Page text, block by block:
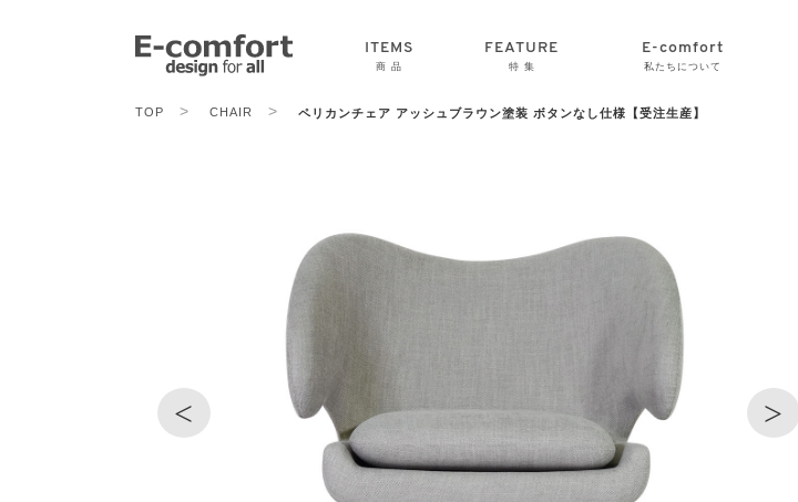
ITEMS
商 品
FEATURE
特 集
E-comfort
私たちについて
TOP > CHAIR > ペリカンチェア アッシュブラウン塗装 ボタンなし仕様【受注生産】
< >